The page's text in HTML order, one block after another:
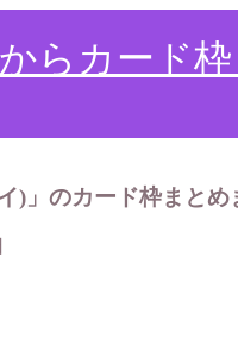
らカード
)」のカード枠まと